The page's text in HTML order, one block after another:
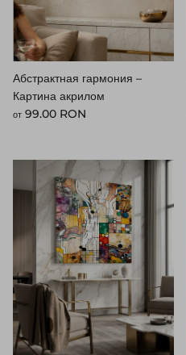
Абстрактная гармония –
Картина акрилом
Стандартная цена
от 99.00 RON